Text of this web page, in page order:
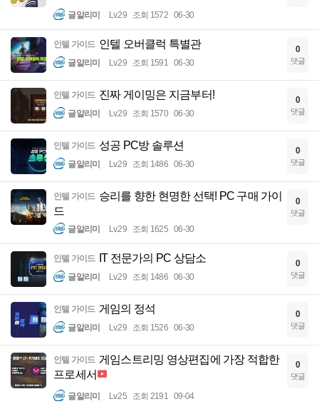
글알리미 Lv.29 조회 1572 06-30
인텔 가이드 인텔 오버클럭 특별관
글알리미 Lv.29 조회 1591 06-30
0
댓글
인텔 가이드 진짜 게이밍은 지금부터!
글알리미 Lv.29 조회 1570 06-30
0
댓글
인텔 가이드 성공 PC방 솔루션
글알리미 Lv.29 조회 1486 06-30
0
댓글
인텔 가이드 승리를 향한 현명한 선택! PC 구매 가이
드
글알리미 Lv.29 조회 1625 06-30
0
댓글
인텔 가이드 IT 전문가의 PC 상담소
글알리미 Lv.29 조회 1486 06-30
0
댓글
인텔 가이드 게임의 정석
글알리미 Lv.29 조회 1526 06-30
0
댓글
인텔 가이드 게임스트리밍 영상편집에 가장 적합한
프로세서
글알리미 Lv.25 조회 2191 09-04
0
댓글